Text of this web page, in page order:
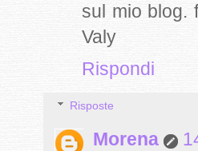
sul mio blog.
Valy
Rispondi
Risposte
Morena